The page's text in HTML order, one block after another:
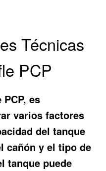
Técnicas
PCP
es
varios factores
del tanque
cañón y el tipo de
tanque puede